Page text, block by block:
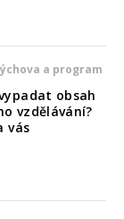
a program
obsah
vzdělávání?
vás